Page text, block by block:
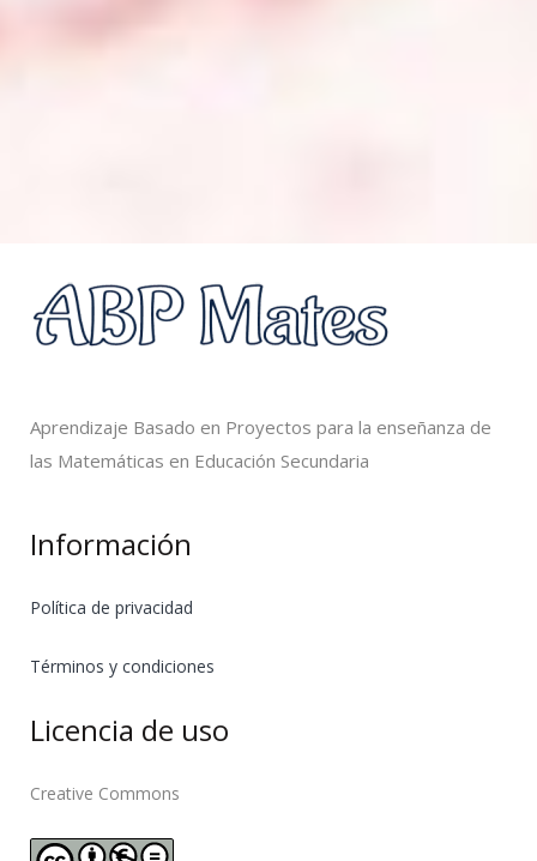
Aprendizaje Basado en Proyectos para la enseñanza de
las Matemáticas en Educación Secundaria
Información
Política de privacidad
Términos y condiciones
Licencia de uso
Creative Commons